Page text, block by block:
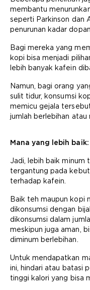
membantu
seperti Parkinson dan
penurunan kadar
Bagi mereka yang
kopi bisa menjadi
lebih banyak kafein
Namun, bagi orang
sulit tidur, konsumsi
memicu gejala
jumlah berlebihan atau
Mana yang lebih
Jadi, lebih baik minum
tergantung pada
terhadap kafein.
Baik teh maupun kopi
dikonsumsi dengan
dikonsumsi dalam
meskipun juga aman,
diminum berlebihan.
Untuk mendapatkan
ini, hindari atau batasi
tinggi kalori yang bisa